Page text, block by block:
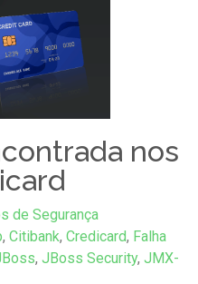
nos
de Segurança
, Citibank, Credicard, Falha
, JBoss Security, JMX-